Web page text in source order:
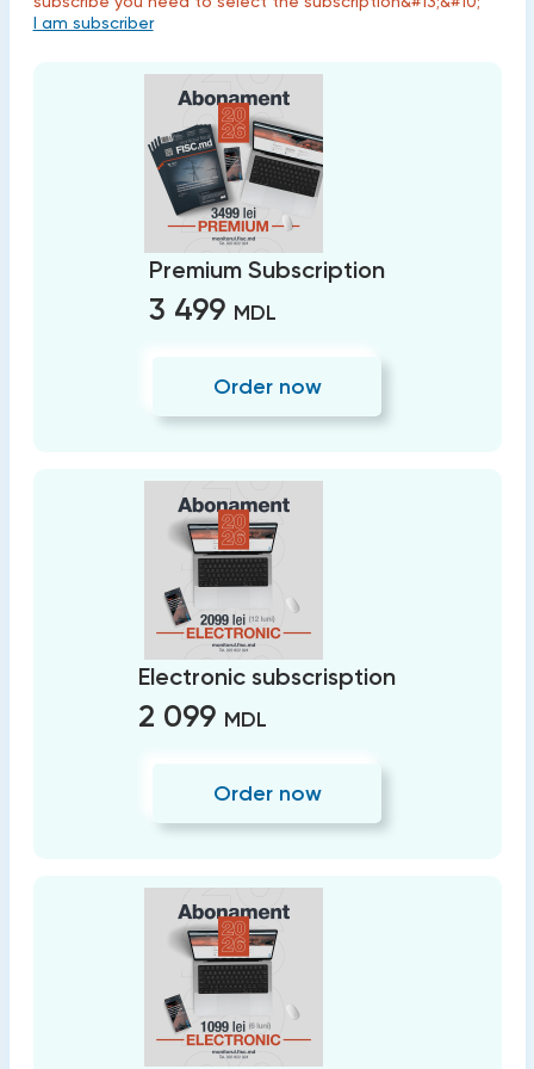
I am subscriber
Premium Subscription
3 499 MDL
Order now
Electronic subscrisption
2 099 MDL
Order now